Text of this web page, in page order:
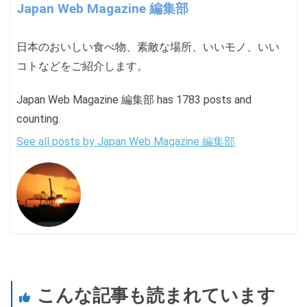
Japan Web Magazine 編集部
日本のおいしい食べ物、素敵な場所、いいモノ、いい
コトなどをご紹介します。
Japan Web Magazine 編集部 has 1783 posts and
counting.
See all posts by Japan Web Magazine 編集部
こんな記事も読まれています